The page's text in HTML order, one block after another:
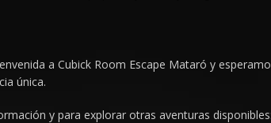
a Cubick Room Escape Mataró y
única.
y para explorar otras aventuras disponibles: